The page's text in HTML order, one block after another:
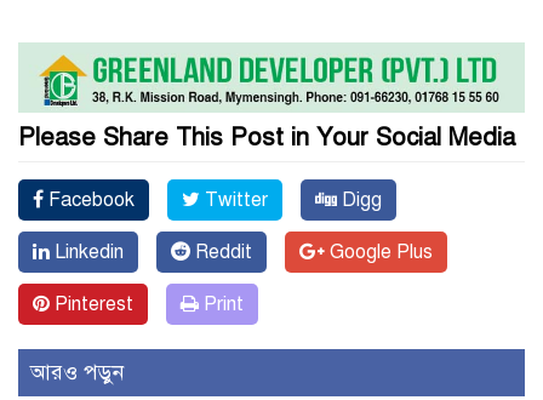
Please Share This Post in Your Social Media
Facebook Twitter Digg
Linkedin Reddit Google Plus
Pinterest Print
আরও পড়ুন